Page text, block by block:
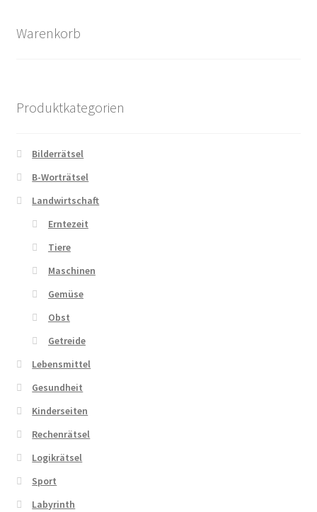
Warenkorb
Produktkategorien
Bilderrätsel
B-Worträtsel
Landwirtschaft
Erntezeit
Tiere
Maschinen
Gemüse
Obst
Getreide
Lebensmittel
Gesundheit
Kinderseiten
Rechenrätsel
Logikrätsel
Sport
Labyrinth